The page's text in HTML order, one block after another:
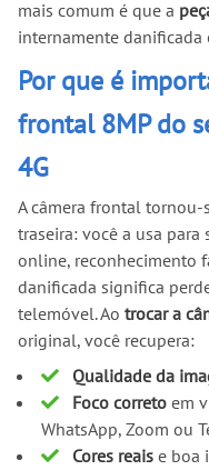
mais comum é que a
internamente danificada
Por que é
frontal 8MP do
4G
A câmera frontal
traseira: você a usa
online, reconhecimento
danificada significa
telemóvel. Ao trocar a
original, você recupera:
Qualidade da
Foco corretoem
WhatsApp, Zoom ou
Cores reaise boa